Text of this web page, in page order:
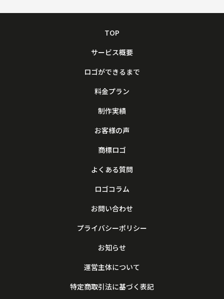
TOP
サービス概要
ロゴができるまで
料金プラン
制作実績
お客様の声
商標ロゴ
よくある質問
ロゴコラム
お問い合わせ
プライバシーポリシー
お知らせ
運営主体について
特定商取引法に基づく表記